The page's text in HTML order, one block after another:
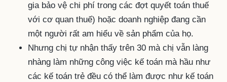
gia bảo vệ chi phí trong các đợt quyết toán thuế
với cơ quan thuế) hoặc doanh nghiệp đang cần
một người rất am hiểu về sản phẩm của họ.
Nhưng chị tự nhận thấy trên 30 mà chị vẫn làng
nhàng làm những công việc kế toán mà hầu như
các kế toán trẻ đều có thể làm được như kế toán